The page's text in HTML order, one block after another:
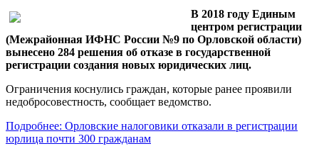
В 2018 году Единым
центром регистрации
(Межрайонная ИФНС России №9 по Орловской области)
вынесено 284 решения об отказе в государственной
регистрации создания новых юридических лиц.
Ограничения коснулись граждан, которые ранее проявили
недобросовестность, сообщает ведомство.
Подробнее: Орловские налоговики отказали в регистрации
юрлица почти 300 гражданам